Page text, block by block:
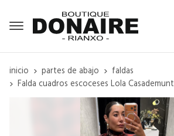
inicio partes de abajo
faldas
Falda cuadros escoceses Lola Casademunt